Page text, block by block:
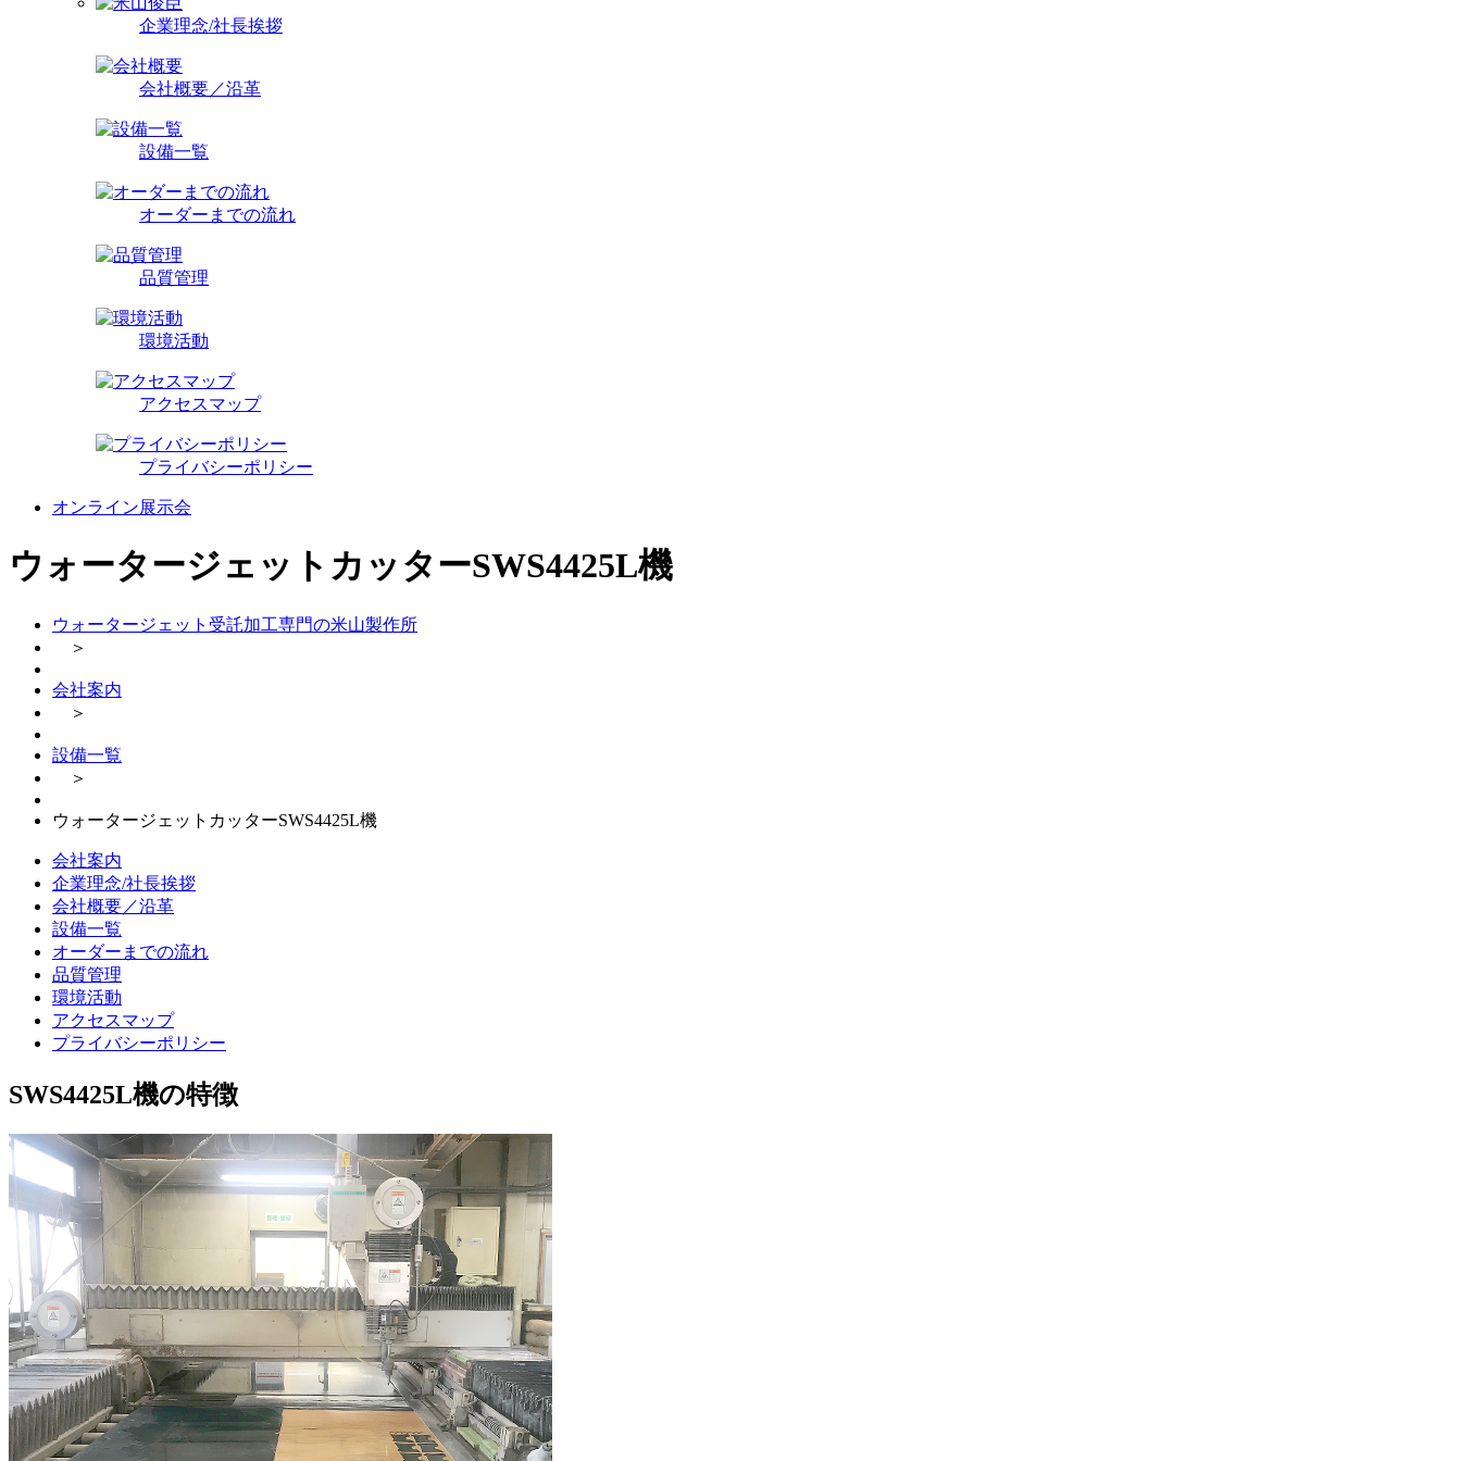
企業理念/社長挨拶
会社概要／沿革
設備一覧
オーダーまでの流れ
品質管理
環境活動
アクセスマップ
プライバシーポリシー
オンライン展示会
ウォータージェットカッターSWS4425L機
ウォータージェット受託加工専門の米山製作所
＞
会社案内
＞
設備一覧
＞
ウォータージェットカッターSWS4425L機
会社案内
企業理念/社長挨拶
会社概要／沿革
設備一覧
オーダーまでの流れ
品質管理
環境活動
アクセスマップ
プライバシーポリシー
SWS4425L機の特徴